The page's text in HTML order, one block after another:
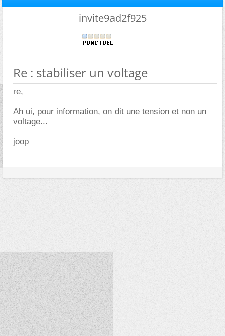
invite9ad2f925
Re : stabiliser un voltage
re,
Ah ui, pour information, on dit une tension et non un
voltage...
joop